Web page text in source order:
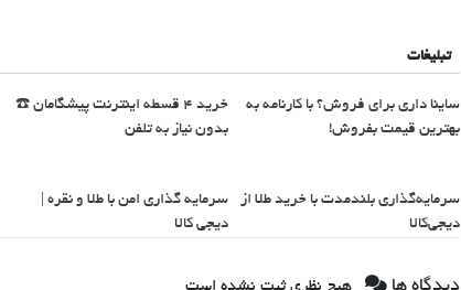
تبلیغات
ساینا داری برای فروش؟ با کارنامه به
بهترین قیمت بفروش!
خرید 4 قسطه اینترنت پیشگامان ☎️
بدون نیاز به تلفن
سرمایه‌گذاری بلندمدت با خرید طلا از
دیجی‌کالا
سرمایه گذاری امن با طلا و نقره |
دیجی کالا